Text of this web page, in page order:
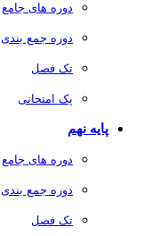
دوره های جامع
دوره جمع بندی
تک فصل
پک امتحانی
پایه نهم
دوره های جامع
دوره جمع بندی
تک فصل